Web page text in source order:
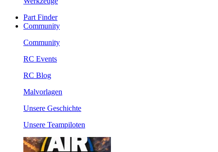
Part Finder
Community
Community
RC Events
RC Blog
Malvorlagen
Unsere Geschichte
Unsere Teampiloten